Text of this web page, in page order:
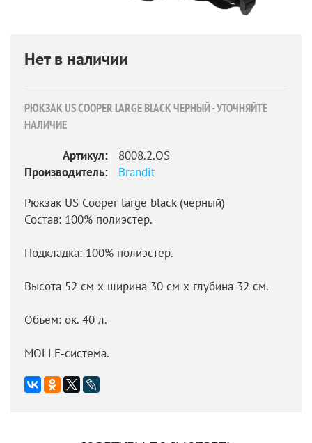
Нет в наличии
РЮКЗАК US COOPER LARGE BLACK ЧЕРНЫЙ - УТОЧНЯЙТЕ
НАЛИЧИЕ
Артикул:
8008.2.OS
Производитель:
Brandit
Рюкзак US Cooper large black (черный)
Состав: 100% полиэстер.
Подкладка: 100% полиэстер.
Высота 52 см х ширина 30 см х глубина 32 см.
Объем: ок. 40 л.
MOLLE-система.